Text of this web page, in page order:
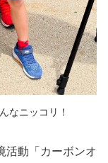
なニッコリ！
活動「カーボンオ